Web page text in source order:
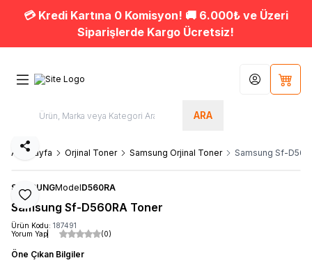
💳 Kredi Kartına 0 Komisyon! 🚚 6.000₺ ve Üzeri
Siparişlerde Kargo Ücretsiz!
ARA
Hesabım
Ana Sayfa Orjinal Toner Samsung Orjinal Toner Samsung Sf-
Favoriye Ekle
Paylaş
SAMSUNGModelD560RA
Samsung Sf-D560RA Toner
Ürün Kodu: 187491
Yorum Yap
(0)
Öne Çıkan Bilgiler